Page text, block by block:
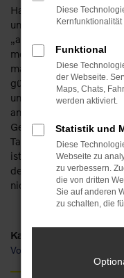
Haben Sie Lust, schon
unterwegs zu sein?
„arbeiten“. Keine
mehr als 110 Jahren im
manchen Traum erfüllt.
günstig ein Volvo V90
unterschiedliche
anderem von einem
Gebrauchtfahrzeug,
Tageszulassung. Die
ist Ihre Mobilität in
der am Besten
nicht zusätzlich erwähnt
Kategorie
Volvo V90
Diese
Funktional
Diese
der Webseite.
Maps, Chats,
werden aktiviert.
Statistik und
Diese
Webseite zu
zu verbessern.
die von dritten
Sie auf anderen
zu schalten, die